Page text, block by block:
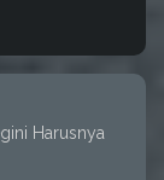
Harusnya